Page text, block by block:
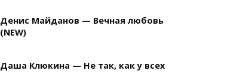
Денис Майданов — Вечная любовь
(NEW)
Даша Клюкина — Не так, как у всех